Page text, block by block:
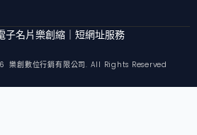
子名片樂創縮｜短網址服務
創數位行銷有限公司. All Rights Reserved